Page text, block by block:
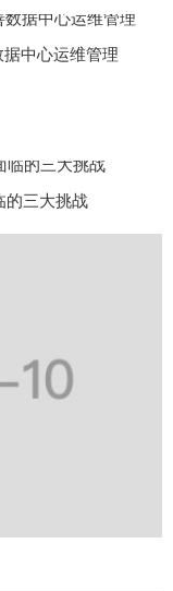
中心运维管理
的三大挑战